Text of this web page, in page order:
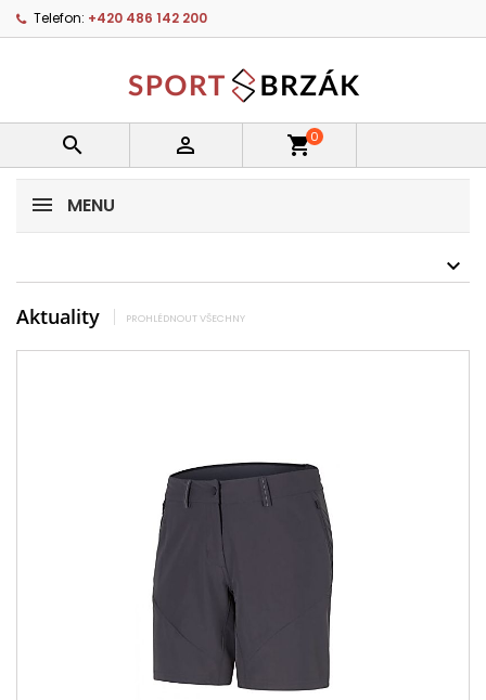
Telefon: +420 486 142 200
  shopping_cart0
MENU
Aktuality PROHLÉDNOUT VŠECHNY